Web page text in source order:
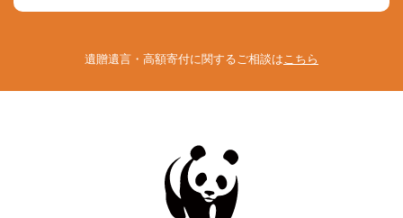
遺贈遺言・高額寄付に関するご相談は こちら